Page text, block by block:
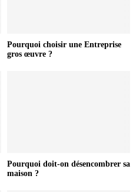
Pourquoi choisir une Entreprise
gros œuvre ?
Pourquoi doit-on désencombrer sa
maison ?